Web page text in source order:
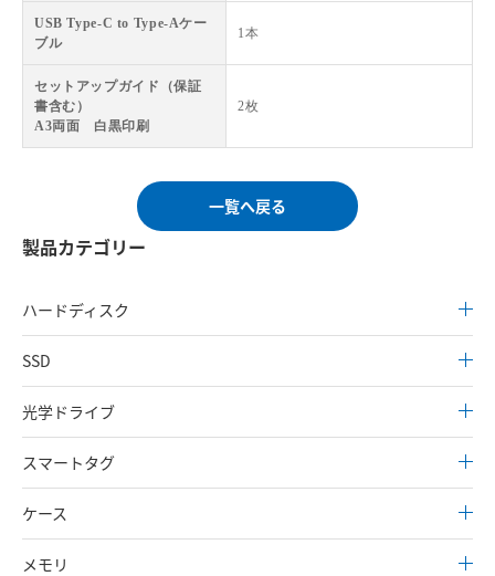
USB Type-C to Type-Aケー
ブル
1本
セットアップガイド（保証
書含む）
A3両面 白黒印刷
2枚
一覧へ戻る
製品カテゴリー
ハードディスク
SSD
光学ドライブ
スマートタグ
ケース
メモリ